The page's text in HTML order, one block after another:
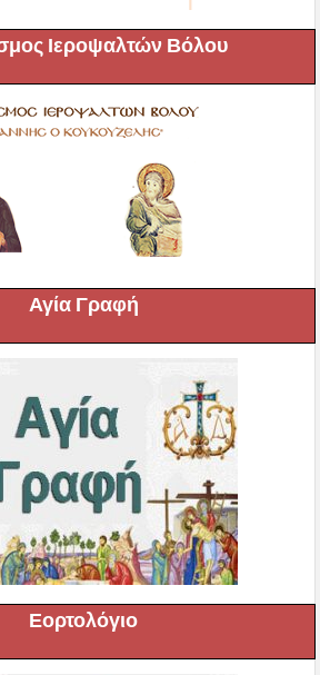
Ιεροψαλτών Βόλου
Αγία Γραφή
Εορτολόγιο